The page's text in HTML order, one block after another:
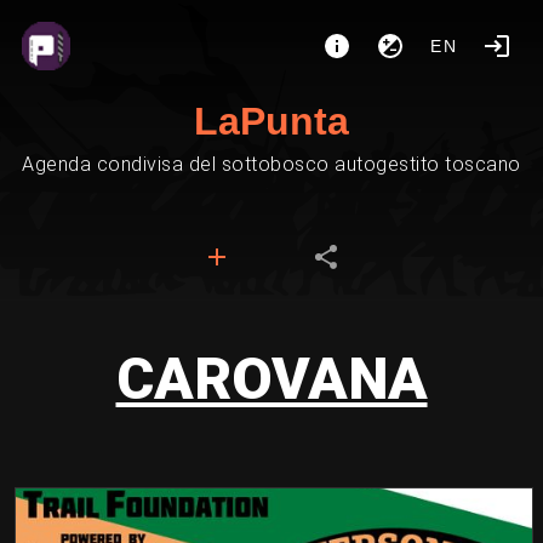
EN
LaPunta
Agenda condivisa del sottobosco autogestito toscano
CAROVANA